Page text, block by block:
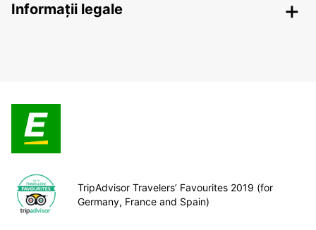
Informații legale
TripAdvisor Travelers’ Favourites 2019 (for
Germany, France and Spain)